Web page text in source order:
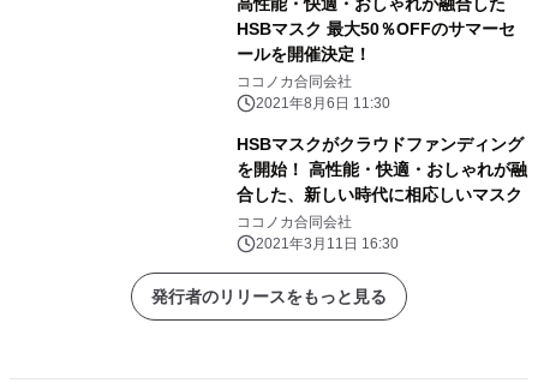
HSBマスク 最大50％OFFのサマーセ
ールを開催決定！
ココノカ合同会社
2021年8月6日 11:30
HSBマスクがクラウドファンディング
を開始！ 高性能・快適・おしゃれが融
合した、新しい時代に相応しいマスク
ココノカ合同会社
2021年3月11日 16:30
発行者のリリースをもっと見る